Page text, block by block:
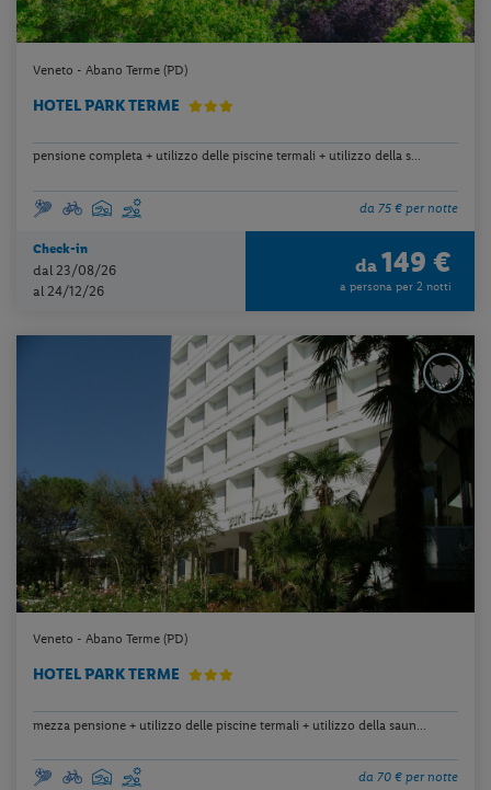
Veneto - Abano Terme (PD)
HOTEL PARK TERME
pensione completa + utilizzo delle piscine termali + utilizzo della s...
da 75 € per notte
Check-in
dal 23/08/26
al 24/12/26
da 149 €
a persona per 2 notti
Veneto - Abano Terme (PD)
HOTEL PARK TERME
mezza pensione + utilizzo delle piscine termali + utilizzo della saun...
da 70 € per notte